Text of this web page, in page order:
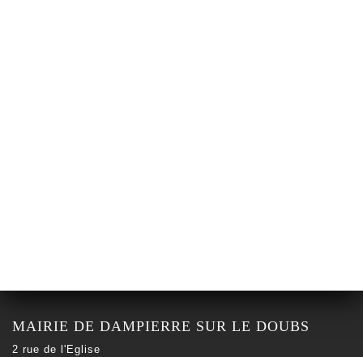
MAIRIE DE DAMPIERRE SUR LE DOUBS
2 rue de l'Eglise